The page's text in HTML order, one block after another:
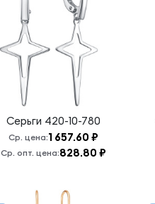
Серьги 420-10-780
Ср. цена:1 657.60 ₽
Ср. опт. цена:828.80 ₽